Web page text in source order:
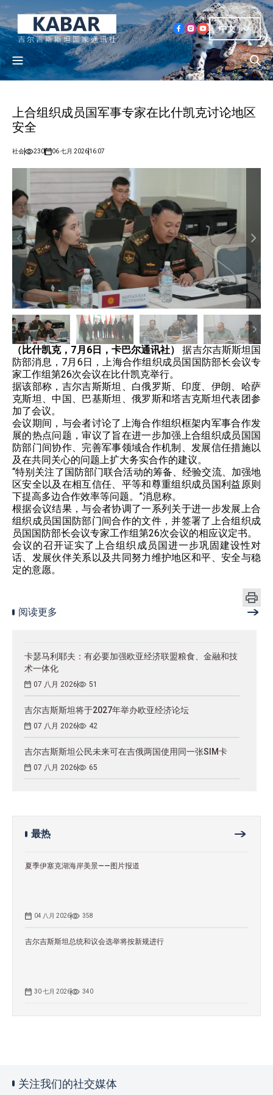
中文
上合组织成员国军事专家在比什凯克讨论地区
安全
社会 230 06 七月 202616:07
（比什凯克，7月6日，卡巴尔通讯社）
据吉尔吉斯斯坦国
防部消息，7月6日，上海合作组织成员国国防部长会议专
家工作组第26次会议在比什凯克举行。
据该部称，吉尔吉斯斯坦、白俄罗斯、印度、伊朗、哈萨
克斯坦、中国、巴基斯坦、俄罗斯和塔吉克斯坦代表团参
加了会议。
会议期间，与会者讨论了上海合作组织框架内军事合作发
展的热点问题，审议了旨在进一步加强上合组织成员国国
防部门间协作、完善军事领域合作机制、发展信任措施以
及在共同关心的问题上扩大务实合作的建议。
“特别关注了国防部门联合活动的筹备、经验交流、加强地
区安全以及在相互信任、平等和尊重组织成员国利益原则
下提高多边合作效率等问题。”消息称。
根据会议结果，与会者协调了一系列关于进一步发展上合
组织成员国国防部门间合作的文件，并签署了上合组织成
员国国防部长会议专家工作组第26次会议的相应议定书。
会议的召开证实了上合组织成员国进一步巩固建设性对
话、发展伙伴关系以及共同努力维护地区和平、安全与稳
定的意愿。
阅读更多
卡瑟马利耶夫：有必要加强欧亚经济联盟粮食、金融和技
术一体化
07 八月 2026 51
吉尔吉斯斯坦将于2027年举办欧亚经济论坛
07 八月 2026 42
吉尔吉斯斯坦公民未来可在吉俄两国使用同一张SIM卡
07 八月 2026 65
最热
夏季伊塞克湖海岸美景——图片报道
04 八月 2026 358
吉尔吉斯斯坦总统和议会选举将按新规进行
30 七月 2026 340
关注我们的社交媒体